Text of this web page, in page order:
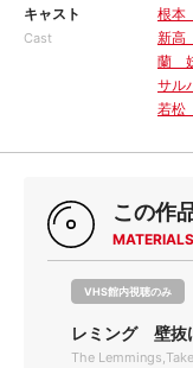
キャスト
Cast
根本
新高
蘭
サル
若松
この作
VHS館内視聴のみ
レミング 壁抜
The